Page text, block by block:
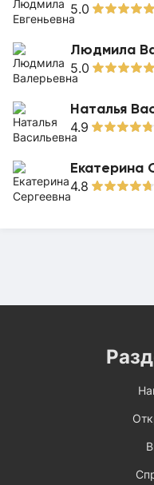
5.0
Людмила
5.0
Наталья
4.9
Екатерина
4.8